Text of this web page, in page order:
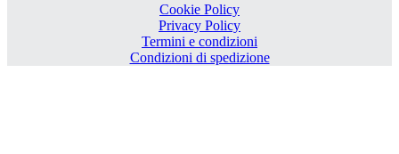
Cookie Policy
Privacy Policy
Termini e condizioni
Condizioni di spedizione